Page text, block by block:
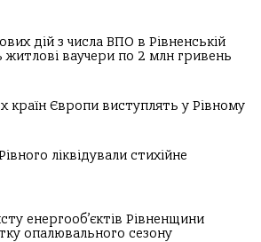
дій з числа ВПО в Рівненській
ваучери по 2 млн гривень
країн Європи виступлять у Рівному
ліквідували стихійне
енергооб’єктів Рівненщини
опалювального сезону